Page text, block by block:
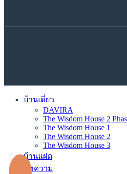
บ้านเดี่ยว
DAVIRA
The Wisdom House 2
The Wisdom House 1
The Wisdom House 2
The Wisdom House 3
บ้านแฝด
บทความ